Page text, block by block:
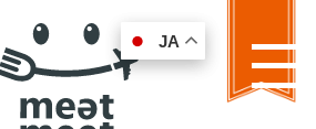
JA
JA
MENU